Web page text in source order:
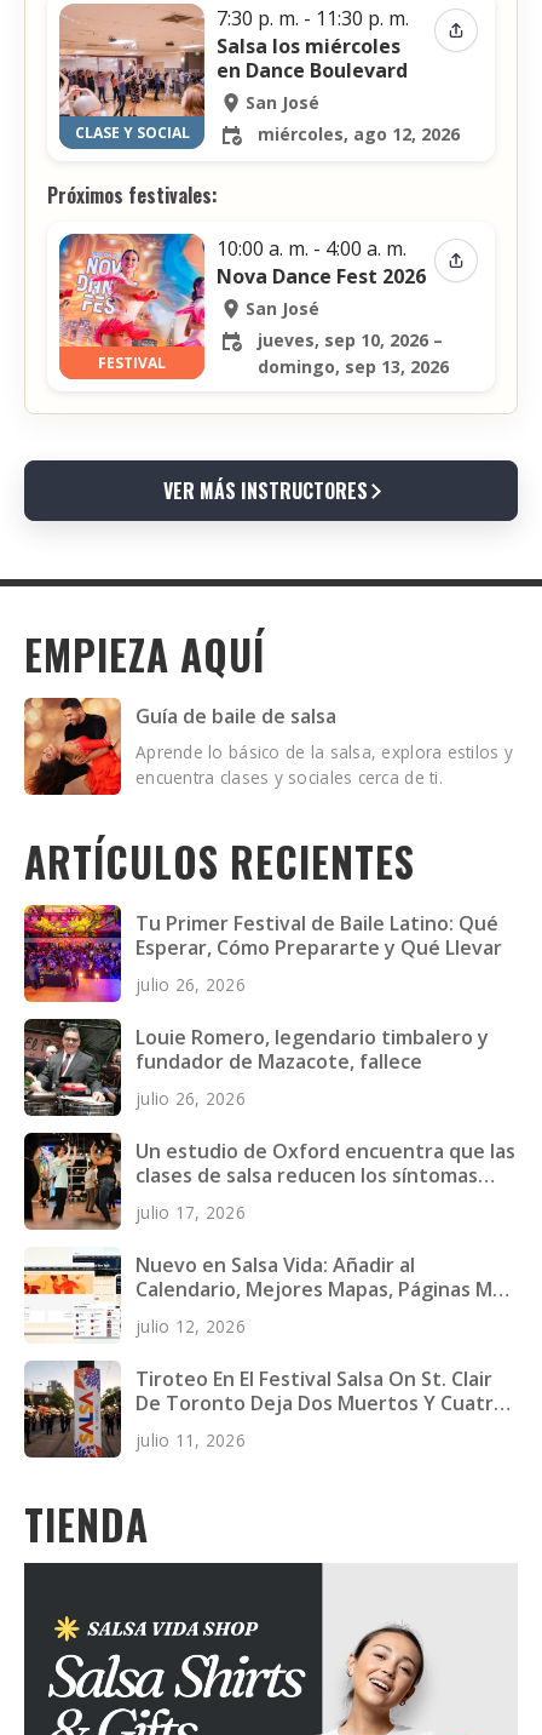
CLASE Y SOCIAL
7:30 p. m. - 11:30 p. m.
Salsa los miércoles
en Dance Boulevard
San José
miércoles, ago 12, 2026
Próximos festivales:
FESTIVAL
10:00 a. m. - 4:00 a. m.
Nova Dance Fest 2026
San José
jueves, sep 10, 2026 –
domingo, sep 13, 2026
VER MÁS INSTRUCTORES
EMPIEZA AQUÍ
Guía de baile de salsa
Aprende lo básico de la salsa, explora estilos y
encuentra clases y sociales cerca de ti.
ARTÍCULOS RECIENTES
Tu Primer Festival de Baile Latino: Qué
Esperar, Cómo Prepararte y Qué Llevar
julio 26, 2026
Louie Romero, legendario timbalero y
fundador de Mazacote, fallece
julio 26, 2026
Un estudio de Oxford encuentra que las
clases de salsa reducen los síntomas
depresivos en jóvenes adultos
julio 17, 2026
Nuevo en Salsa Vida: Añadir al
Calendario, Mejores Mapas, Páginas Más
Rápidas y Más
julio 12, 2026
Tiroteo En El Festival Salsa On St. Clair
De Toronto Deja Dos Muertos Y Cuatro
Heridos
julio 11, 2026
TIENDA